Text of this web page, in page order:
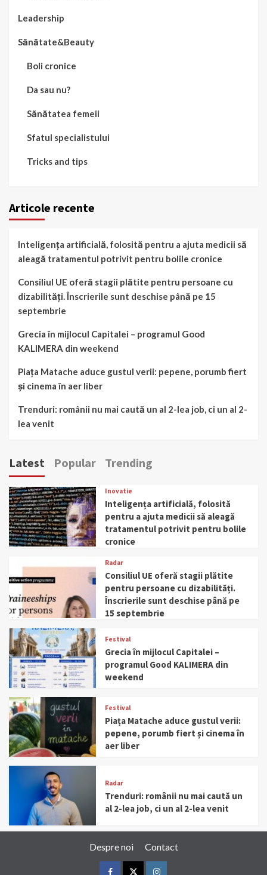
Leadership
Sănătate&Beauty
Boli cronice
Da sau nu?
Sănătatea femeii
Sfatul specialistului
Tricks and tips
Articole recente
Inteligența artificială, folosită pentru a ajuta medicii să
aleagă tratamentul potrivit pentru bolile cronice
Consiliul UE oferă stagii plătite pentru persoane cu
dizabilități. Înscrierile sunt deschise până pe 15
septembrie
Grecia în mijlocul Capitalei – programul Good
KALIMERA din weekend
Piața Matache aduce gustul verii: pepene, porumb fiert
și cinema în aer liber
Trenduri: românii nu mai caută un al 2-lea job, ci un al 2-
lea venit
Latest Popular Trending
Inovatie
Inteligența artificială, folosită
pentru a ajuta medicii să aleagă
tratamentul potrivit pentru bolile
cronice
Radar
Consiliul UE oferă stagii plătite
pentru persoane cu dizabilități.
Înscrierile sunt deschise până pe
15 septembrie
Festival
Grecia în mijlocul Capitalei –
programul Good KALIMERA din
weekend
Festival
Piața Matache aduce gustul verii:
pepene, porumb fiert și cinema în
aer liber
Radar
Trenduri: românii nu mai caută un
al 2-lea job, ci un al 2-lea venit
Despre noi Contact